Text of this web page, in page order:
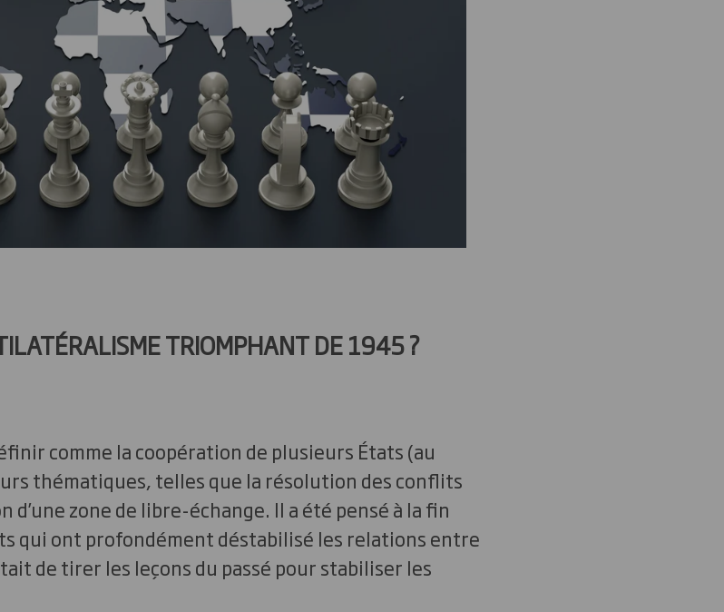
TRIOMPHANT DE 1945 ?
comme la coopération de plusieurs États (au
thématiques, telles que la résolution des conflits
zone de libre-échange. Il a été pensé à la fin
qui ont profondément déstabilisé les relations entre
de tirer les leçons du passé pour stabiliser les